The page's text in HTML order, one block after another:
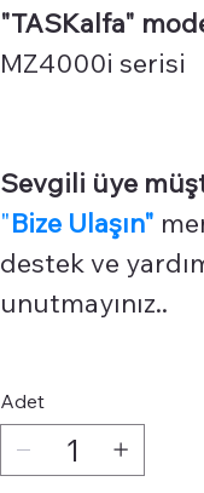
"TASKalfa"
MZ4000i serisi
Sevgili üye
"Bize Ulaşın"
destek ve
unutmayınız..
Adet